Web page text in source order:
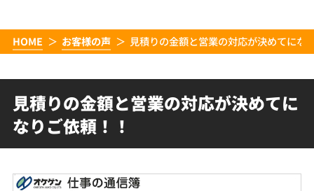
HOME お客様の声 見積りの金額と営業の対応が決めてにな
見積りの金額と営業の対応が決めてに
なりご依頼！！